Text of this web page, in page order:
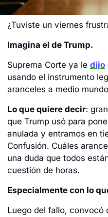
¿Tuviste un viernes
Imagina el de Trump.
Suprema Corte ya le dijo
usando el instrumento
aranceles a medio
Lo que quiere decir:
que Trump usó para
anulada y entramos en
Confusión. Cuáles
una duda que todos
cuestión de horas.
Especialmente con lo
Luego del fallo, convocó